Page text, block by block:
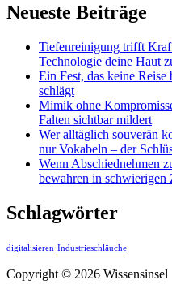
Neueste Beiträge
Tiefenreinigung trifft
Technologie deine Haut
Ein Fest, das keine
schlägt
Mimik ohne
Falten sichtbar mildert
Wer alltäglich souverän
nur Vokabeln – der
Wenn Abschiednehmen
bewahren in schwierigen
Schlagwörter
digitalisieren Industrieschläuche
Copyright © 2026 Wissensinsel